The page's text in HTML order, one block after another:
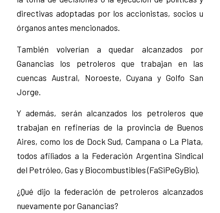
directivas adoptadas por los accionistas, socios u
órganos antes mencionados.
También volverían a quedar alcanzados por
Ganancias los petroleros que trabajan en las
cuencas Austral, Noroeste, Cuyana y Golfo San
Jorge.
Y además, serán alcanzados los petroleros que
trabajan en refinerías de la provincia de Buenos
Aires, como los de Dock Sud, Campana o La Plata,
todos afiliados a la Federación Argentina Sindical
del Petróleo, Gas y Biocombustibles (FaSiPeGyBio).
¿Qué dijo la federación de petroleros alcanzados
nuevamente por Ganancias?